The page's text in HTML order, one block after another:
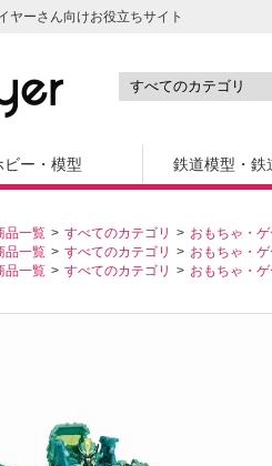
ヤーさん向けお役立ちサイト
ビー・模型 鉄道模型・鉄
品一覧 すべてのカテゴリ
おもちゃ・ゲ
品一覧 すべてのカテゴリ おもちゃ・ゲ
品一覧 すべてのカテゴリ おもちゃ・ゲ